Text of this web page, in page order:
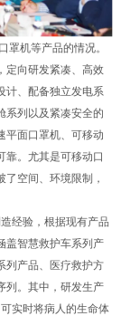
机等产品的情况。
定向研发紧凑、高效
计、配备独立发电系
系列以及紧凑安全的
平面口罩机、可移动
靠。尤其是可移动口
空间、环境限制，
经验，根据现有产品
盖智慧救护车系列产
列产品、医疗救护方
列。其中，研发生产
实时将病人的生命体